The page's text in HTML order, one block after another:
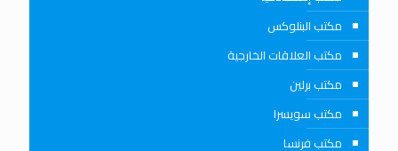
مكتب البنلوكس
مكتب العلاقات الخارجية
مكتب برلين
مكتب سويسرا
مكتب فرنسا